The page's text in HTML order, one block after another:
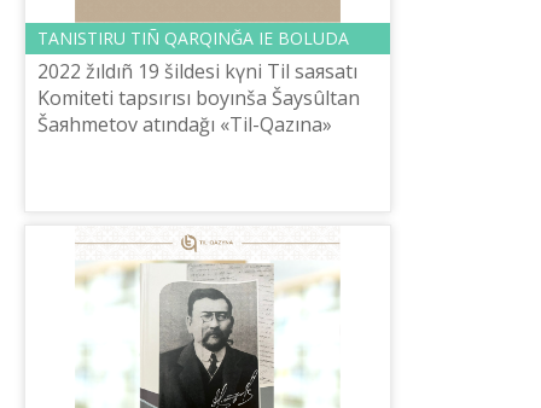
TANISTIRU TIÑ QARQINĞA IE BOLUDA
2022 žıldıñ 19 šіldesі kүnі Tіl saяsatı
Komitetі tapsırısı boyınša Šaysûltan
Šaяhmetov atındağı «Tіl-Qazına»